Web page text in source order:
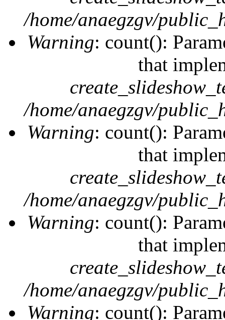
/home/anaegzgv/
Warning: count():
that
/home/anaegzgv/
Warning: count():
that
/home/anaegzgv/
Warning: count():
that
/home/anaegzgv/
Warning: count():